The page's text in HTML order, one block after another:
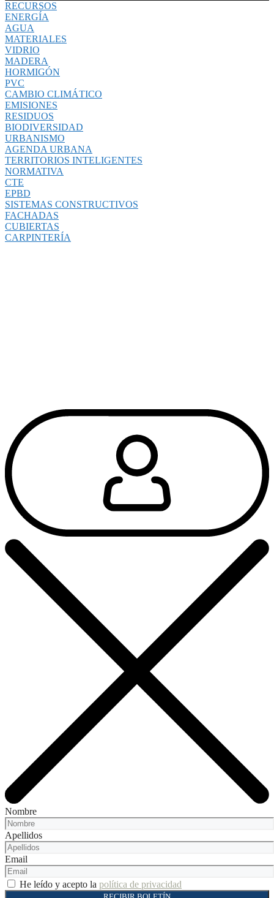
RECURSOS
ENERGÍA
AGUA
MATERIALES
VIDRIO
MADERA
HORMIGÓN
PVC
CAMBIO CLIMÁTICO
EMISIONES
RESIDUOS
BIODIVERSIDAD
URBANISMO
AGENDA URBANA
TERRITORIOS INTELIGENTES
NORMATIVA
CTE
EPBD
SISTEMAS CONSTRUCTIVOS
FACHADAS
CUBIERTAS
CARPINTERÍA
Nombre
Apellidos
Email
He leído y acepto la política de privacidad